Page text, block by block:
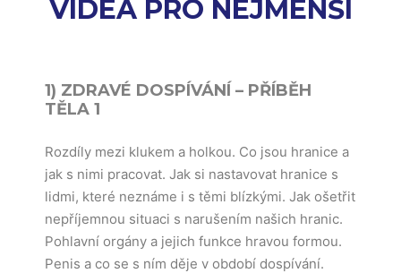
VIDEA PRO NEJMENŠÍ
1) ZDRAVÉ DOSPÍVÁNÍ – PŘÍBĚH
TĚLA 1
Rozdíly mezi klukem a holkou. Co jsou hranice a
jak s nimi pracovat. Jak si nastavovat hranice s
lidmi, které neznáme i s těmi blízkými. Jak ošetřit
nepříjemnou situaci s narušením našich hranic.
Pohlavní orgány a jejich funkce hravou formou.
Penis a co se s ním děje v období dospívání.